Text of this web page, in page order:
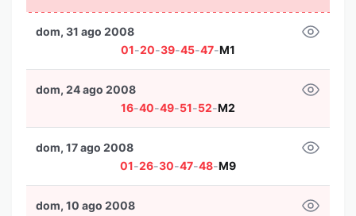
01-20-39-45-47-M1
dom, 31 ago 2008
16-40-49-51-52-M2
dom, 24 ago 2008
01-26-30-47-48-M9
dom, 17 ago 2008
dom, 10 ago 2008